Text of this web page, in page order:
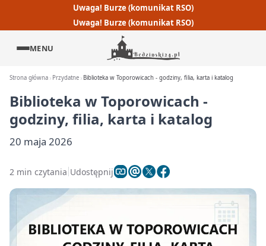
Uwaga! Burze (komunikat RSO)
Uwaga! Burze (komunikat RSO)
MENU
Strona główna Przydatne Biblioteka w Toporowicach - godziny, filia, karta i katalog
Biblioteka w Toporowicach -
godziny, filia, karta i katalog
20 maja 2026
2 min czytania Udostępnij